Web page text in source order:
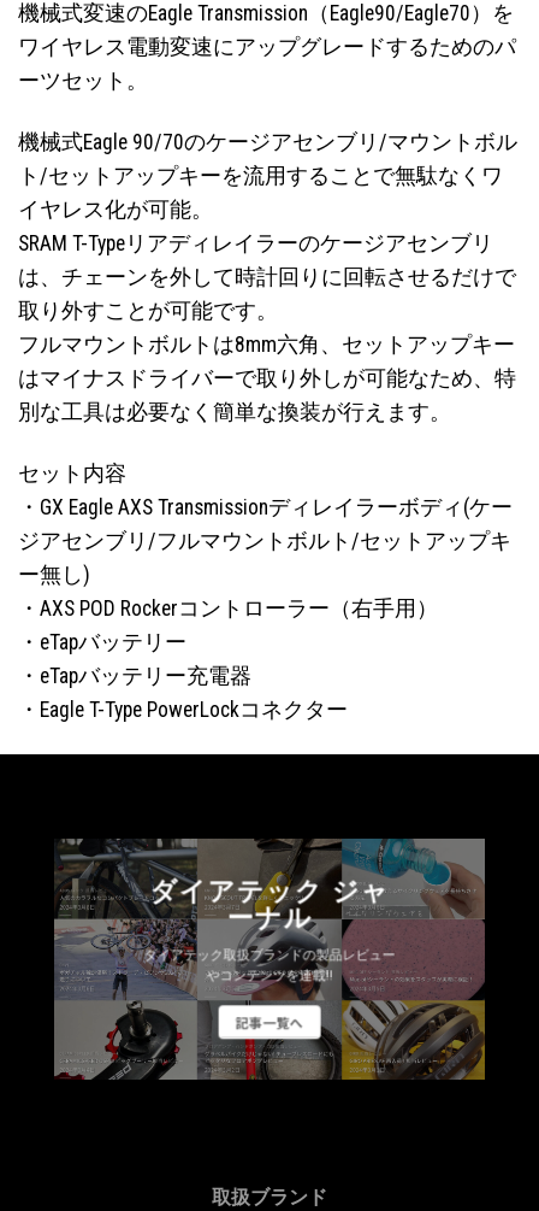
機械式変速のEagle Transmission（Eagle90/Eagle70）を
ワイヤレス電動変速にアップグレードするためのパ
ーツセット。
機械式Eagle 90/70のケージアセンブリ/マウントボル
ト/セットアップキーを流用することで無駄なくワ
イヤレス化が可能。
SRAM T-Typeリアディレイラーのケージアセンブリ
は、チェーンを外して時計回りに回転させるだけで
取り外すことが可能です。
フルマウントボルトは8mm六角、セットアップキー
はマイナスドライバーで取り外しが可能なため、特
別な工具は必要なく簡単な換装が行えます。
セット内容
・GX Eagle AXS Transmissionディレイラーボディ(ケー
ジアセンブリ/フルマウントボルト/セットアップキ
ー無し)
・AXS POD Rockerコントローラー（右手用）
・eTapバッテリー
・eTapバッテリー充電器
・Eagle T-Type PowerLockコネクター
ダイアテック ジャ
ーナル
ダイアテック取扱ブランドの製品レビュー
やコンテンツを連載!!
記事一覧へ
取扱ブランド